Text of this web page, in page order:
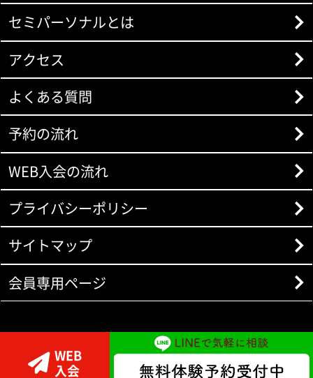
セミパーソナルとは
アクセス
よくある質問
予約の流れ
WEB入会の流れ
プライバシーポリシー
サイトマップ
会員専用ページ
WEB
入会